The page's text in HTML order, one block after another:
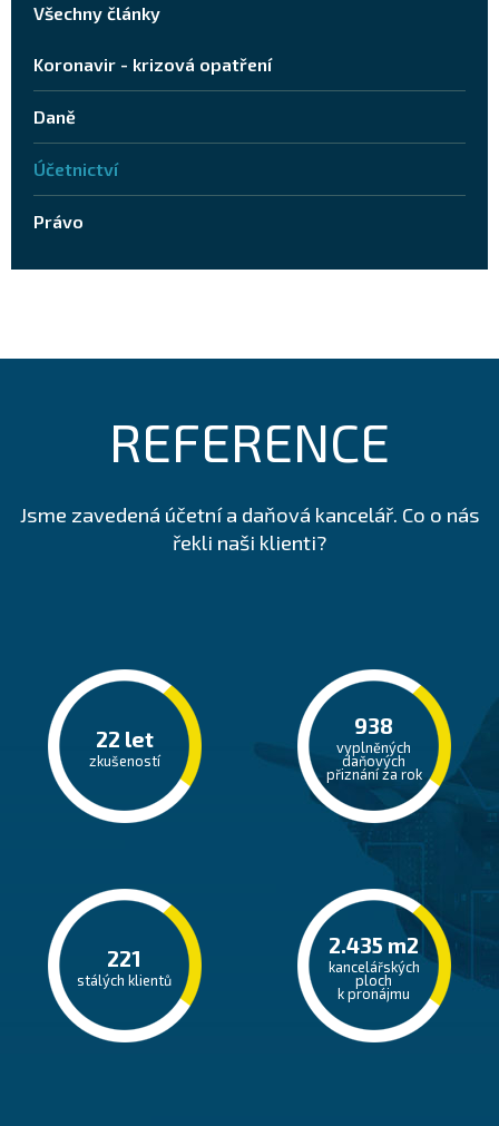
Všechny články
Koronavir - krizová opatření
Daně
Účetnictví
Právo
REFERENCE
Jsme zavedená účetní a daňová kancelář. Co o nás
řekli naši klienti?
22 let
zkušeností
942
vyplněných
daňových
přiznání za rok
222
stálých klientů
2.445 m2
kancelářských
ploch
k pronájmu